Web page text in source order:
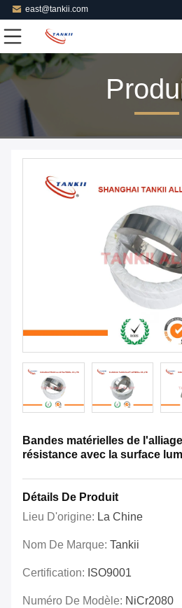
east@tankii.com
Bandes matérielles de
résistance avec la surface
Détails De Produit
Lieu D'origine: La Chine
Nom De Marque: Tankii
Certification: ISO9001
Numéro De Modèle: NiCr2080